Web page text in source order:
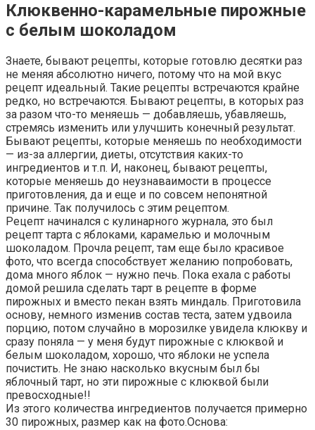
Клюквенно-карамельные пирожные
с белым шоколадом
Знаете, бывают рецепты, которые готовлю десятки раз
не меняя абсолютно ничего, потому что на мой вкус
рецепт идеальный. Такие рецепты встречаются крайне
редко, но встречаются. Бывают рецепты, в которых раз
за разом что-то меняешь — добавляешь, убавляешь,
стремясь изменить или улучшить конечный результат.
Бывают рецепты, которые меняешь по необходимости
— из-за аллергии, диеты, отсутствия каких-то
ингредиентов и т.п. И, наконец, бывают рецепты,
которые меняешь до неузнаваимости в процессе
приготовления, да и еще и по совсем непонятной
причине. Так получилось с этим рецептом.
Рецепт начинался с кулинарного журнала, это был
рецепт тарта с яблоками, карамелью и молочным
шоколадом. Прочла рецепт, там еще было красивое
фото, что всегда способствует желанию попробовать,
дома много яблок — нужно печь. Пока ехала с работы
домой решила сделать тарт в рецепте в форме
пирожных и вместо пекан взять миндаль. Приготовила
основу, немного изменив состав теста, затем удвоила
порцию, потом случайно в морозилке увидела клюкву и
сразу поняла — у меня будут пирожные с клюквой и
белым шоколадом, хорошо, что яблоки не успела
почистить. Не знаю насколько вкусным был бы
яблочный тарт, но эти пирожные с клюквой были
превосходные!!
Из этого количества ингредиентов получается примерно
30 пирожных, размер как на фото.Основа: